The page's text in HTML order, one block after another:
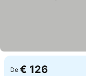
De € 126